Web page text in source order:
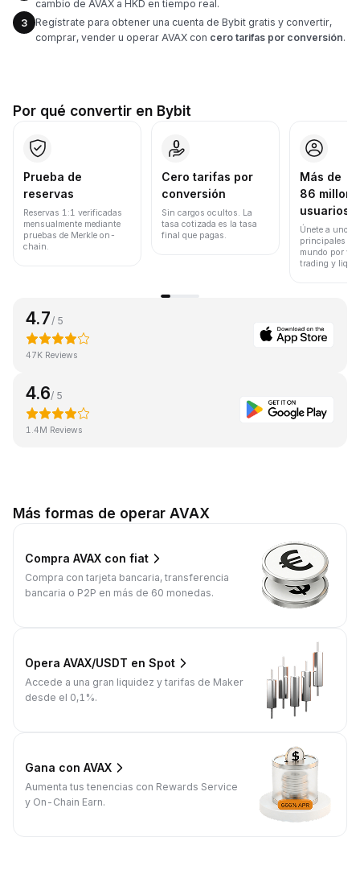
cambio de AVAX a HKD en tiempo real.
3
Regístrate para obtener una cuenta de Bybit gratis y convertir,
comprar, vender u operar AVAX con cero tarifas por conversión.
Por qué convertir en Bybit
Prueba de
reservas
Reservas 1:1 verificadas
mensualmente mediante
pruebas de Merkle on-
chain.
Cero tarifas por
conversión
Sin cargos ocultos. La
tasa cotizada es la tasa
final que pagas.
Más de
86
usuarios
Únete a uno
principales
mundo por
trading y
4.7 / 5
47K Reviews
4.6/ 5
1.4M Reviews
Más formas de operar AVAX
Compra AVAX con fiat
Compra con tarjeta bancaria, transferencia
bancaria o P2P en más de 60 monedas.
Opera AVAX/USDT en Spot
Accede a una gran liquidez y tarifas de Maker
desde el 0,1%.
Gana con AVAX
Aumenta tus tenencias con Rewards Service
y On-Chain Earn.